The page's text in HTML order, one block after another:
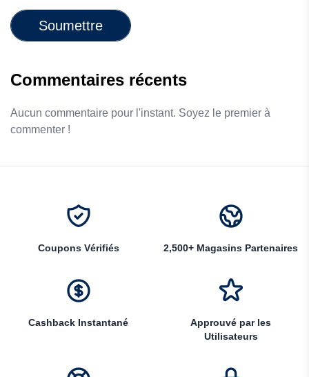
Soumettre
Commentaires récents
Aucun commentaire pour l'instant. Soyez le premier à
commenter !
Coupons Vérifiés 2,500+ Magasins Partenaires
Cashback Instantané
Approuvé par les
Utilisateurs